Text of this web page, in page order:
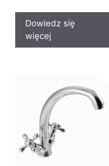
Dowiedz się
więcej